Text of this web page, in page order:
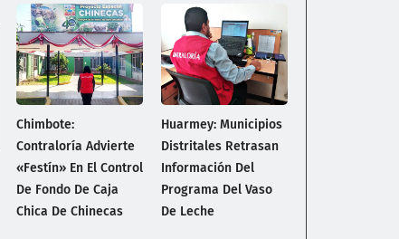
Chimbote:
Contraloría Advierte
«Festín» En El Control
De Fondo De Caja
Chica De Chinecas
Huarmey: Municipios
Distritales Retrasan
Información Del
Programa Del Vaso
De Leche